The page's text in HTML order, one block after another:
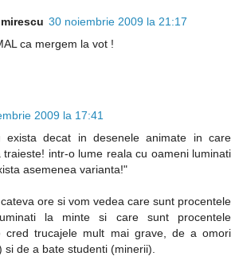
30 noiembrie 2009 la 21:17
ca mergem la vot !
2009 la 17:41
exista decat in desenele animate in care
traieste! intr-o lume reala cu oameni luminati
asemenea varianta!"
ore si vom vedea care sunt procentele
la minte si care sunt procentele
cred trucajele mult mai grave, de a omori
si de a bate studenti (minerii).